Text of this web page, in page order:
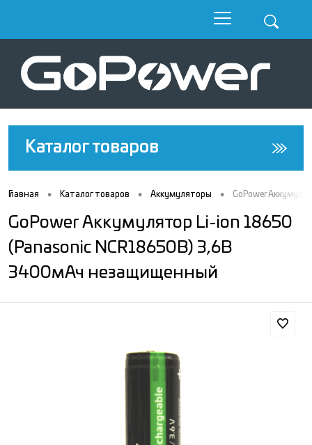
Каталог товаров
Главная • Каталог товаров • Аккумуляторы • GoPower
GoPower Аккумулятор Li-ion 18650
(Panasonic NCR18650B) 3,6В
3400мАч незащищенный